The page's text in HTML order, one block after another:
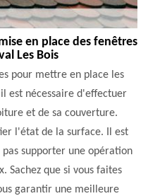
en place des fenêtres
Les Bois
pour mettre en place les
est nécessaire d'effectuer
et de sa couverture.
l'état de la surface. Il est
supporter une opération
Sachez que si vous faites
garantir une meilleure